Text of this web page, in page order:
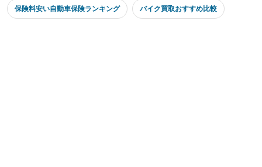
保険料安い自動車保険ランキング バイク買取おすすめ比較